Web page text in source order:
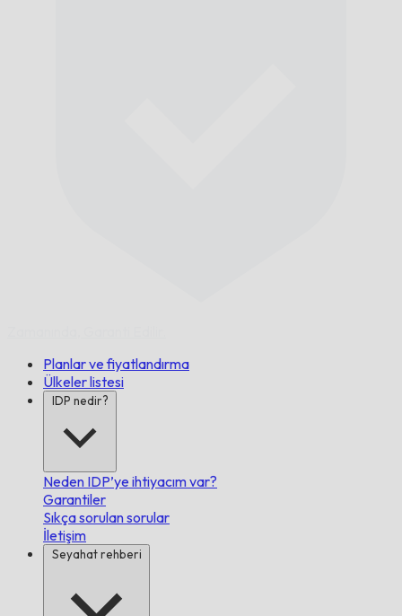
Planlar ve fiyatlandırma
Ülkeler listesi
IDP nedir?
Neden IDP’ye ihtiyacım var?
Garantiler
Sıkça sorulan sorular
İletişim
Seyahat rehberi